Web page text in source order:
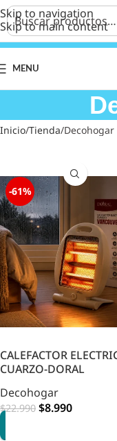
Skip to navigation
Skip to main content
MENU
Inicio Tienda Decohogar
-61%
CALEFACTOR
CUARZO-DORAL
Decohogar
$22.990 $8.990